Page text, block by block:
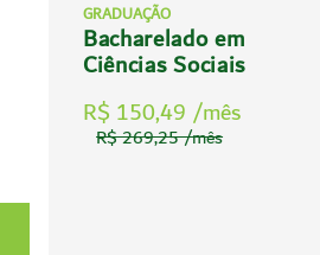
GRADUAÇÃO
Bacharelado em
Ciências Sociais
R$ 150,49 /mês
R$ 269,25 /mês